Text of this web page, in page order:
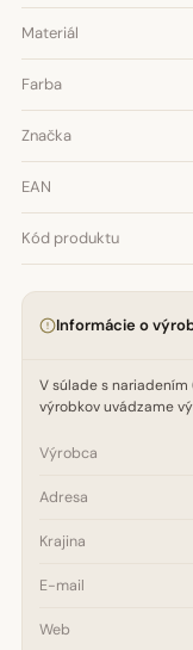
Materiál
Farba
Značka
EAN
Kód produktu
Informácie o
V súlade s
výrobkov uvádzame
Výrobca
Adresa
Krajina
E-mail
Web